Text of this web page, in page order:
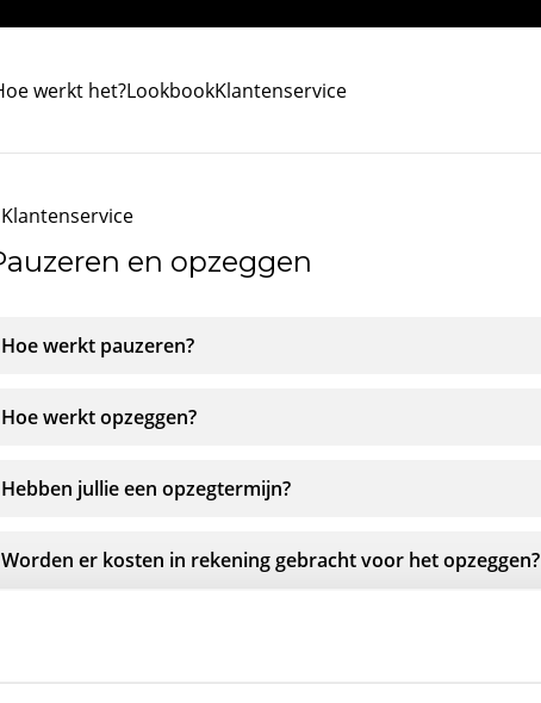
werkt het?LookbookKlantenservice
Klantenservice
en opzeggen
Hoe werkt pauzeren?
Hoe werkt opzeggen?
Hebben jullie een opzegtermijn?
Worden er kosten in rekening gebracht voor het opzeggen?